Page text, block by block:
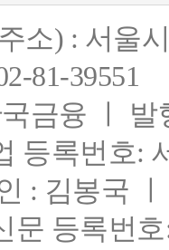
소) : 서울
81-39551
금융 ㅣ 발
등록번호:
: 김봉국
문 등록번